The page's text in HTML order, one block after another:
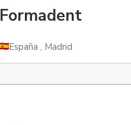
Formadent
España , Madrid